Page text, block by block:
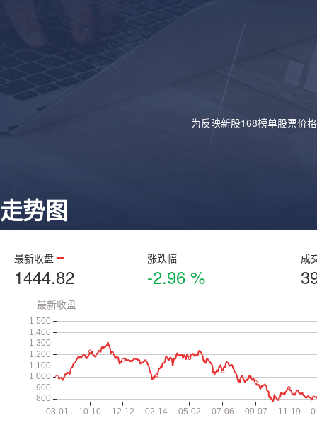
为反映新股168榜单股票价
走势图
最新收盘
1444.82
涨跌幅
-2.96 %
成